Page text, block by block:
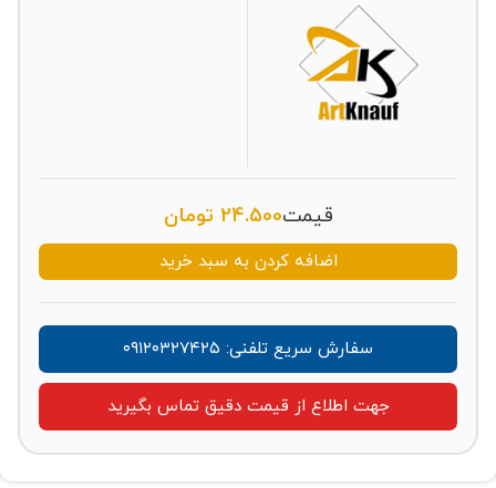
قیمت24.500 تومان
اضافه کردن به سبد خرید
سفارش سریع تلفنی: ۰۹۱۲۰۳۲۷۴۲۵
جهت اطلاع از قیمت دقیق تماس بگیرید